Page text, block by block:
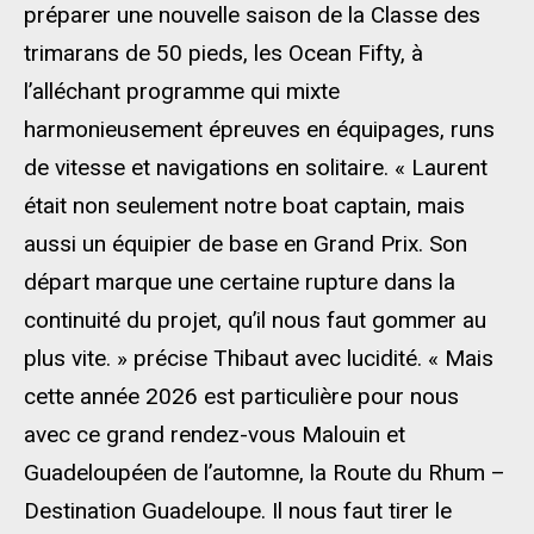
préparer une nouvelle saison de la Classe des
trimarans de 50 pieds, les Ocean Fifty, à
l’alléchant programme qui mixte
harmonieusement épreuves en équipages, runs
de vitesse et navigations en solitaire. « Laurent
était non seulement notre boat captain, mais
aussi un équipier de base en Grand Prix. Son
départ marque une certaine rupture dans la
continuité du projet, qu’il nous faut gommer au
plus vite. » précise Thibaut avec lucidité. « Mais
cette année 2026 est particulière pour nous
avec ce grand rendez-vous Malouin et
Guadeloupéen de l’automne, la Route du Rhum –
Destination Guadeloupe. Il nous faut tirer le